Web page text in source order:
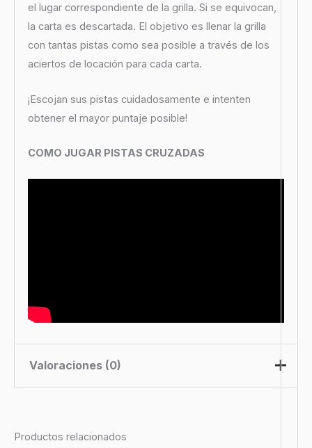
el lugar correspondiente de la grilla. Si se equivocan,
la carta es descartada. El objetivo es llenar la grilla
con tantas pistas como sea posible a través de los
aciertos de locación para cada carta.
¡Escojan sus pistas cuidadosamente e intenten
obtener el mayor puntaje posible!
COMO JUGAR PISTAS CRUZADAS
Valoraciones (0)
Productos relacionados